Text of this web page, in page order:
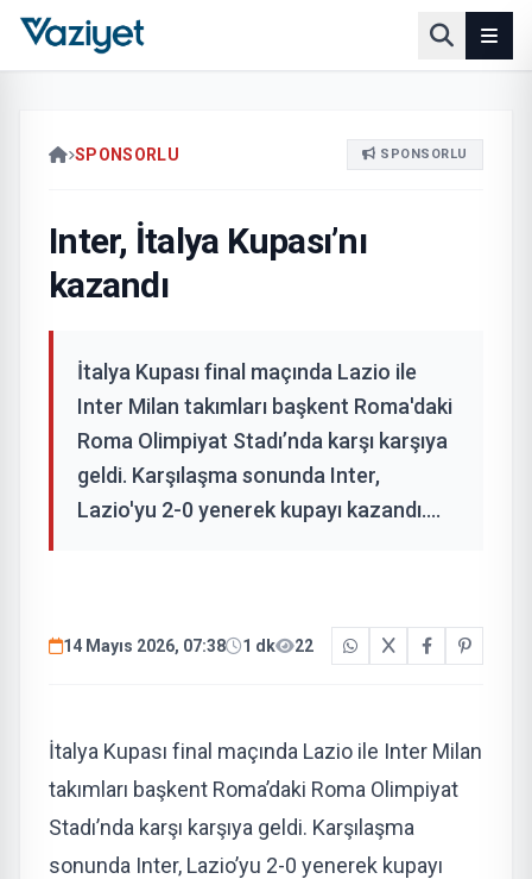
SPONSORLU SPONSORLU
Inter, İtalya Kupası’nı
kazandı
İtalya Kupası final maçında Lazio ile
Inter Milan takımları başkent Roma'daki
Roma Olimpiyat Stadı’nda karşı karşıya
geldi. Karşılaşma sonunda Inter,
Lazio'yu 2-0 yenerek kupayı kazandı....
14 Mayıs 2026, 07:38 1 dk 22
İtalya Kupası final maçında Lazio ile Inter Milan
takımları başkent Roma’daki Roma Olimpiyat
Stadı’nda karşı karşıya geldi. Karşılaşma
sonunda Inter, Lazio’yu 2-0 yenerek kupayı